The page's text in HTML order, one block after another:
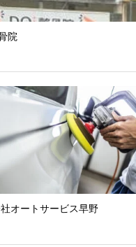
院
オートサービス早野